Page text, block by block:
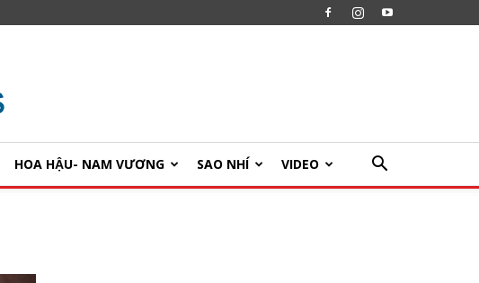
HOA HẬU- NAM VƯƠNG SAO NHÍ VIDEO